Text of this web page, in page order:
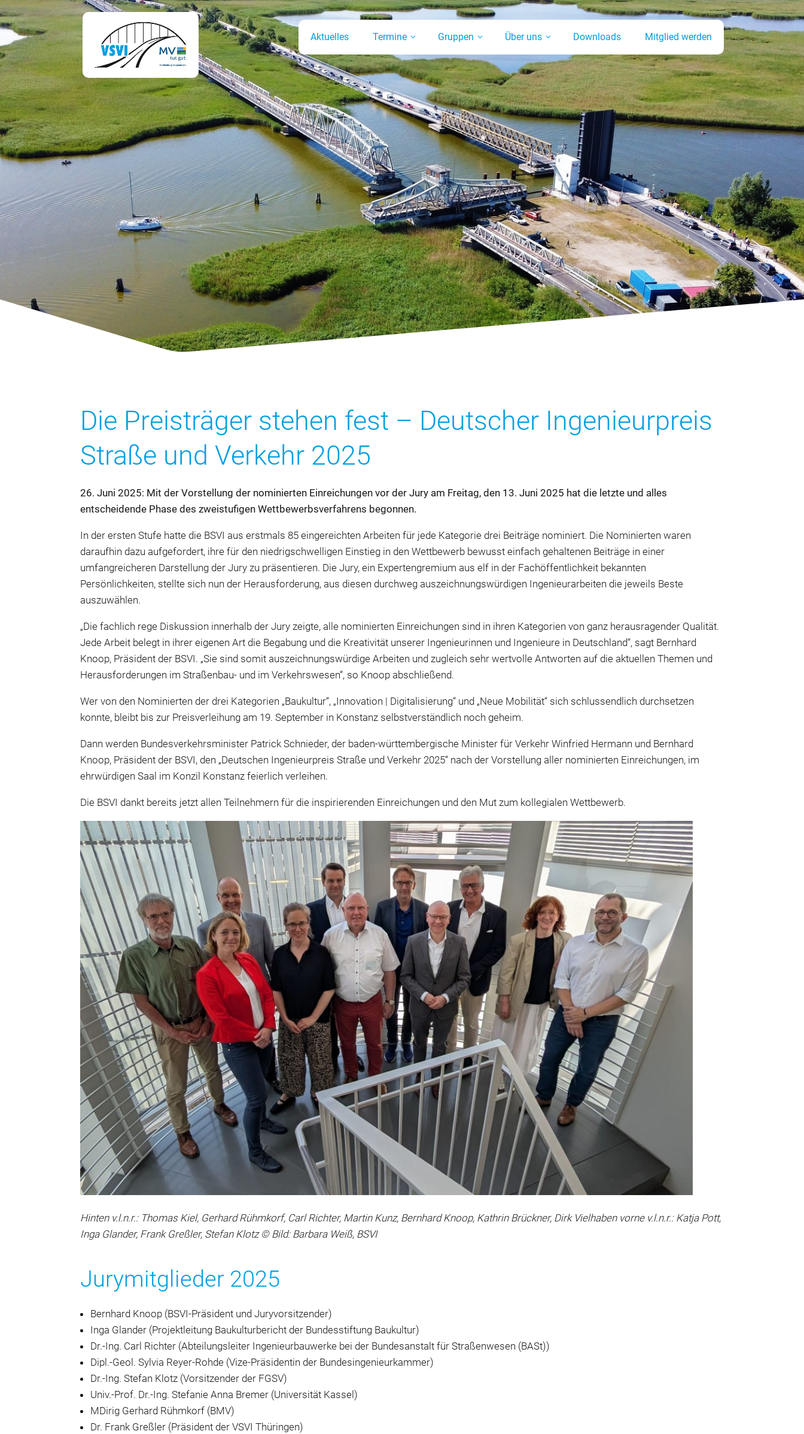
Aktuelles Termine Gruppen Über uns Downloads Mitglied werden
Die Preisträger stehen fest – Deutscher Ingenieurpreis
Straße und Verkehr 2025
26. Juni 2025: Mit der Vorstellung der nominierten Einreichungen vor der Jury am Freitag, den 13. Juni 2025 hat die letzte und alles
entscheidende Phase des zweistufigen Wettbewerbsverfahrens begonnen.
In der ersten Stufe hatte die BSVI aus erstmals 85 eingereichten Arbeiten für jede Kategorie drei Beiträge nominiert. Die Nominierten waren
daraufhin dazu aufgefordert, ihre für den niedrigschwelligen Einstieg in den Wettbewerb bewusst einfach gehaltenen Beiträge in einer
umfangreicheren Darstellung der Jury zu präsentieren. Die Jury, ein Expertengremium aus elf in der Fachöffentlichkeit bekannten
Persönlichkeiten, stellte sich nun der Herausforderung, aus diesen durchweg auszeichnungswürdigen Ingenieurarbeiten die jeweils Beste
auszuwählen.
„Die fachlich rege Diskussion innerhalb der Jury zeigte, alle nominierten Einreichungen sind in ihren Kategorien von ganz herausragender Qualität.
Jede Arbeit belegt in ihrer eigenen Art die Begabung und die Kreativität unserer Ingenieurinnen und Ingenieure in Deutschland“, sagt Bernhard
Knoop, Präsident der BSVI. „Sie sind somit auszeichnungswürdige Arbeiten und zugleich sehr wertvolle Antworten auf die aktuellen Themen und
Herausforderungen im Straßenbau- und im Verkehrswesen“, so Knoop abschließend.
Wer von den Nominierten der drei Kategorien „Baukultur“, „Innovation | Digitalisierung“ und „Neue Mobilität“ sich schlussendlich durchsetzen
konnte, bleibt bis zur Preisverleihung am 19. September in Konstanz selbstverständlich noch geheim.
Dann werden Bundesverkehrsminister Patrick Schnieder, der baden-württembergische Minister für Verkehr Winfried Hermann und Bernhard
Knoop, Präsident der BSVI, den „Deutschen Ingenieurpreis Straße und Verkehr 2025“ nach der Vorstellung aller nominierten Einreichungen, im
ehrwürdigen Saal im Konzil Konstanz feierlich verleihen.
Die BSVI dankt bereits jetzt allen Teilnehmern für die inspirierenden Einreichungen und den Mut zum kollegialen Wettbewerb.
Hinten v.l.n.r.: Thomas Kiel, Gerhard Rühmkorf, Carl Richter, Martin Kunz, Bernhard Knoop, Kathrin Brückner, Dirk Vielhaben vorne v.l.n.r.: Katja Pott,
Inga Glander, Frank Greßler, Stefan Klotz © Bild: Barbara Weiß, BSVI
Jurymitglieder 2025
Bernhard Knoop (BSVI-Präsident und Juryvorsitzender)
Inga Glander (Projektleitung Baukulturbericht der Bundesstiftung Baukultur)
Dr.-Ing. Carl Richter (Abteilungsleiter Ingenieurbauwerke bei der Bundesanstalt für Straßenwesen (BASt))
Dipl.-Geol. Sylvia Reyer-Rohde (Vize-Präsidentin der Bundesingenieurkammer)
Dr.-Ing. Stefan Klotz (Vorsitzender der FGSV)
Univ.-Prof. Dr.-Ing. Stefanie Anna Bremer (Universität Kassel)
MDirig Gerhard Rühmkorf (BMV)
Dr. Frank Greßler (Präsident der VSVI Thüringen)